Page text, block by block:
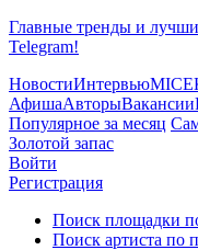
Главные тренды и
Telegram!
НовостиИнтервьюMICE
АфишаАвторыВакансии
Популярное за месяц
Золотой запас
Войти
Регистрация
Поиск площадки
Поиск артиста по